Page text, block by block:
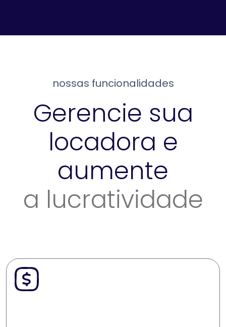
nossas funcionalidades
Gerencie sua
locadora e
aumente
a lucratividade